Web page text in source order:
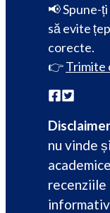
📢 Spune-
să evite
corecte.
👉Trimite
nu vinde
recenziile